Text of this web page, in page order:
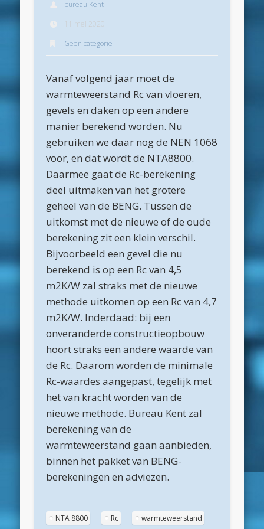
Archieven
juni 2026
mei 2026
april 2026
februari 2026
januari 2026
december 2025
oktober 2025
juni 2025
mei 2025
maart 2025
februari 2025
januari 2025
december 2024
november 2024
oktober 2024
september 2024
juni 2024
maart 2024
februari 2024
november 2022
oktober 2022
bureau Kent
11 mei 2020
Geen categorie
Vanaf volgend jaar moet de
warmteweerstand Rc van vloeren,
gevels en daken op een andere
manier berekend worden. Nu
gebruiken we daar nog de NEN 1068
voor, en dat wordt de NTA8800.
Daarmee gaat de Rc-berekening
deel uitmaken van het grotere
geheel van de BENG. Tussen de
uitkomst met de nieuwe of de oude
berekening zit een klein verschil.
Bijvoorbeeld een gevel die nu
berekend is op een Rc van 4,5
m2K/W zal straks met de nieuwe
methode uitkomen op een Rc van 4,7
m2K/W. Inderdaad: bij een
onveranderde constructieopbouw
hoort straks een andere waarde van
de Rc. Daarom worden de minimale
Rc-waardes aangepast, tegelijk met
het van kracht worden van de
nieuwe methode. Bureau Kent zal
berekening van de
warmteweerstand gaan aanbieden,
binnen het pakket van BENG-
berekeningen en adviezen.
NTA 8800 Rc warmteweerstand